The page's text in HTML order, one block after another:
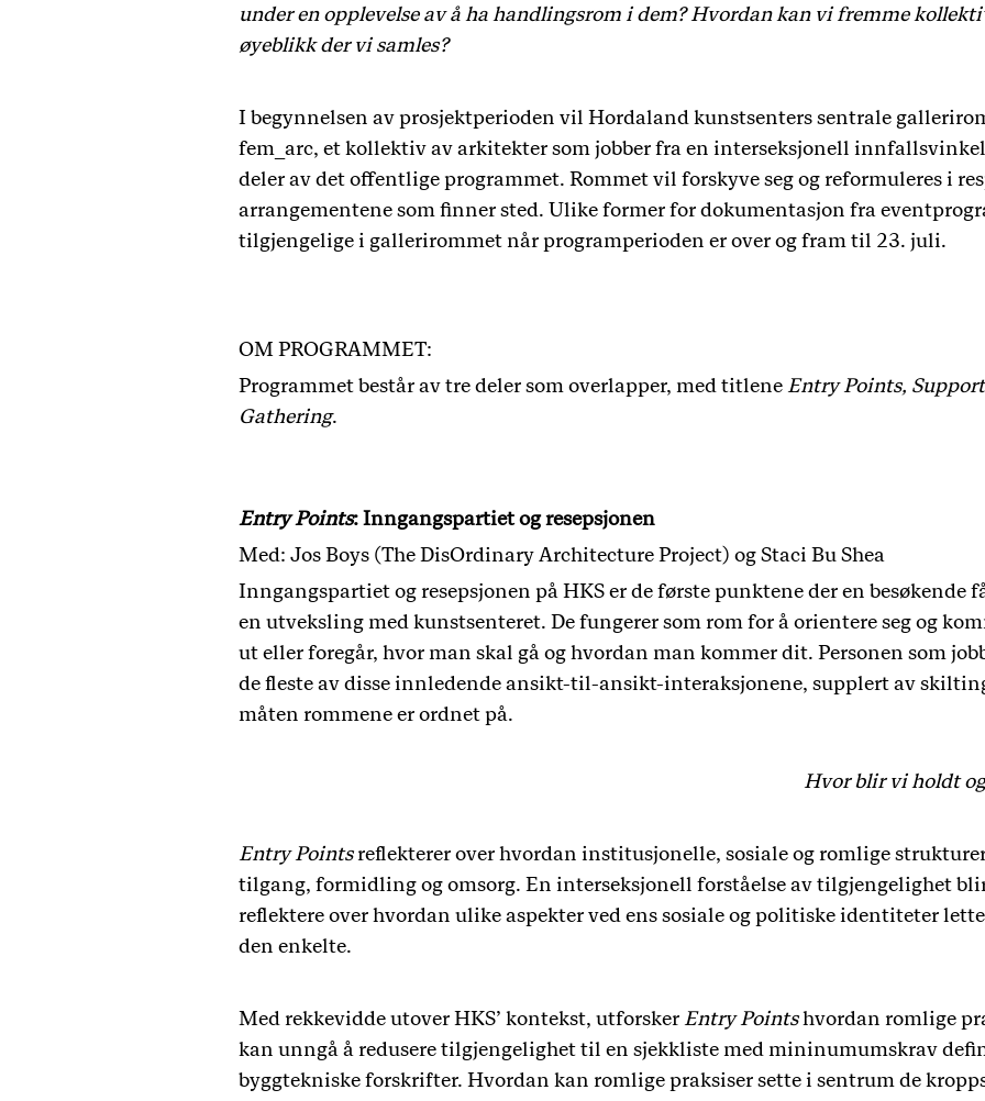
under en opplevelse av å ha handlingsrom i dem? Hvordan kan vi fremme
øyeblikk der vi samles?
I begynnelsen av prosjektperioden vil Hordaland kunstsenters sentrale
fem_arc, et kollektiv av arkitekter som jobber fra en interseksjonell
deler av det offentlige programmet. Rommet vil forskyve seg og reformuleres i
arrangementene som finner sted. Ulike former for dokumentasjon fra
tilgjengelige i gallerirommet når programperioden er over og fram til 23. juli.
OM PROGRAMMET:
Programmet består av tre deler som overlapper, med titleneEntry Points,
Gathering.
Entry Points: Inngangspartiet og resepsjonen
Med: Jos Boys (The DisOrdinary Architecture Project) og Staci Bu Shea
Inngangspartiet og resepsjonen på HKS erde første punktene der en besøkende
en utveksling med kunstsenteret. De fungerer som rom for å orientere seg og
ut eller foregår, hvor man skal gå og hvordan man kommer dit. Personen som
de fleste av disse innledende ansikt-til-ansikt-interaksjonene, supplert av
måten rommene er ordnet på.
Hvor blir vi holdt
Entry Pointsreflekterer over hvordan institusjonelle, sosiale og romlige
tilgang, formidling og omsorg. En interseksjonell forståelse av tilgjengelighet
reflektere over hvordan ulike aspekter ved ens sosiale og politiske identiteter
den enkelte.
Med rekkevidde utover HKS’ kontekst, utforskerEntry Pointshvordan romlige
kan unngå å redusere tilgjengelighet til en sjekkliste med mininumumskrav
byggtekniske forskrifter. Hvordan kan romlige praksiser sette i sentrum de